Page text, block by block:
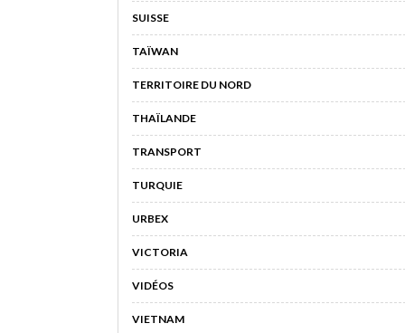
SUISSE
TAÏWAN
TERRITOIRE DU NORD
THAÏLANDE
TRANSPORT
TURQUIE
URBEX
VICTORIA
VIDÉOS
VIETNAM